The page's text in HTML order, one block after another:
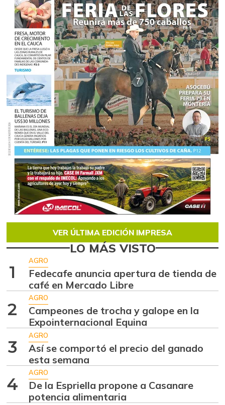
VER ÚLTIMA EDICIÓN IMPRESA
LO MÁS VISTO
1
AGRO
Fedecafe anuncia apertura de tienda de
café en Mercado Libre
2
AGRO
Campeones de trocha y galope en la
Expointernacional Equina
3
AGRO
Así se comportó el precio del ganado
esta semana
4
AGRO
De la Espriella propone a Casanare
potencia alimentaria